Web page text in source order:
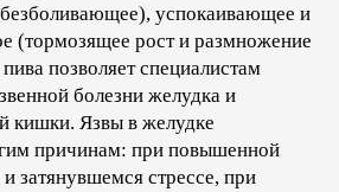
успокаивающее и
(тормозящее рост и размножение
позволяет специалистам
болезни желудка и
кишки. Язвы в желудке
причинам: при повышенной
затянувшемся стрессе, при